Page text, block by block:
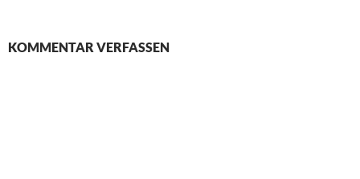
KOMMENTAR VERFASSEN